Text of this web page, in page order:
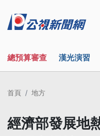
總預算審查 漢光演習
首頁 地方
經濟部發展地